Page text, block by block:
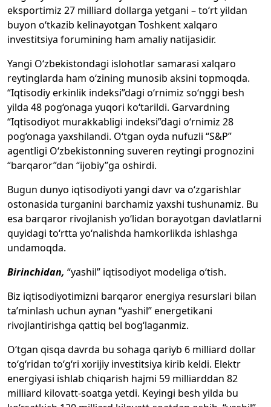
eksportimiz 27 milliard dollarga yetgani – to‘rt yildan
buyon o‘tkazib kelinayotgan Toshkent xalqaro
investitsiya forumining ham amaliy natijasidir.
Yangi O‘zbekistondagi islohotlar samarasi xalqaro
reytinglarda ham o‘zining munosib aksini topmoqda.
“Iqtisodiy erkinlik indeksi”dagi o‘rnimiz so‘nggi besh
yilda 48 pog‘onaga yuqori ko‘tarildi. Garvardning
“Iqtisodiyot murakkabligi indeksi”dagi o‘rnimiz 28
pog‘onaga yaxshilandi. O‘tgan oyda nufuzli “S&P”
agentligi O‘zbekistonning suveren reytingi prognozini
“barqaror”dan “ijobiy”ga oshirdi.
Bugun dunyo iqtisodiyoti yangi davr va o‘zgarishlar
ostonasida turganini barchamiz yaxshi tushunamiz. Bu
esa barqaror rivojlanish yo‘lidan borayotgan davlatlarni
quyidagi to‘rtta yo‘nalishda hamkorlikda ishlashga
undamoqda.
Birinchidan, “yashil” iqtisodiyot modeliga o‘tish.
Biz iqtisodiyotimizni barqaror energiya resurslari bilan
ta’minlash uchun aynan “yashil” energetikani
rivojlantirishga qattiq bel bog‘laganmiz.
O‘tgan qisqa davrda bu sohaga qariyb 6 milliard dollar
to‘g‘ridan to‘g‘ri xorijiy investitsiya kirib keldi. Elektr
energiyasi ishlab chiqarish hajmi 59 milliarddan 82
milliard kilovatt-soatga yetdi. Keyingi besh yilda bu